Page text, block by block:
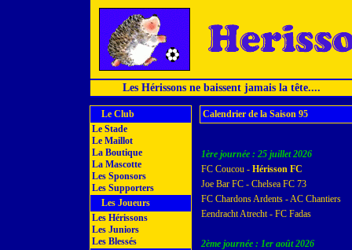
Les Hérissons ne baissent jamais la tête....
Le Club
Le Stade
Le Maillot
La Boutique
La Mascotte
Les Sponsors
Les Supporters
Les Joueurs
Les Hérissons
Les Juniors
Les Blessés
Calendrier de la Saison 95
1ère journée : 25 juillet 2026
FC Coucou - Hérisson FC
Joe Bar FC - Chelsea FC 73
FC Chardons Ardents - AC Chantiers
Eendracht Atrecht - FC Fadas
2ème journée : 1er août 2026